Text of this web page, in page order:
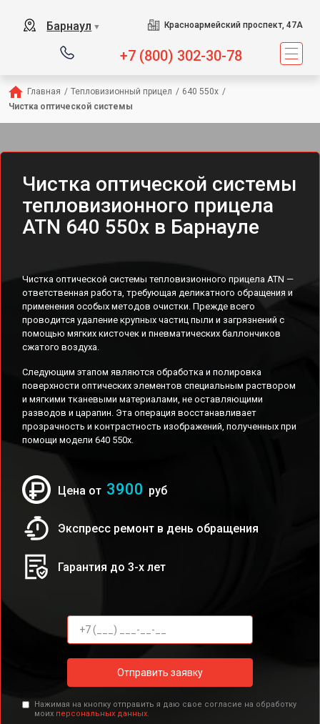
Барнаул ▼ Красноармейский проспект, 47А
+7 (800) 302-30-78
Главная / Тепловизионный прицел / 640 550x /
Чистка оптической системы
Чистка оптической системы
тепловизионного прицела
ATN 640 550x в Барнауле
Чистка оптической системы тепловизионного прицела ATN —
ответственная работа, требующая деликатного обращения и
применения особых методов очистки. Прежде всего
проводится удаление крупных частиц пыли и загрязнений с
помощью мягких кисточек и пневматических баллончиков
сжатого воздуха.
Следующим этапом являются обработка и полировка
поверхности оптических элементов специальным раствором
и мягкими тканевыми материалами, не оставляющими
разводов и царапин. Эта операция восстанавливает
прозрачность и контрастность изображений, полученных при
помощи модели 640 550x.
Цена от 3900 руб
Экспресс ремонт в день обращения
Гарантия до 3-х лет
Отправить заявку
Нажимая на кнопку отправить я даю свое согласие на обработку
моих персональных данных.